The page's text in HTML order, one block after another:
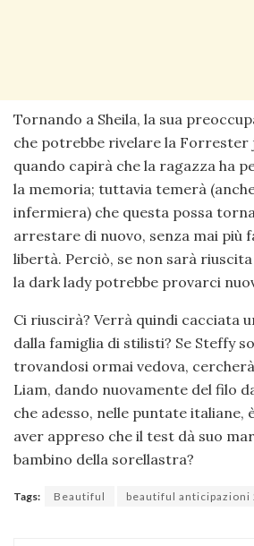
Tornando a Sheila, la sua
che potrebbe rivelare la Forrester
quando capirà che la ragazza ha
la memoria; tuttavia temerà
infermiera) che questa possa
arrestare di nuovo, senza mai più
libertà. Perciò, se non sarà
la dark lady potrebbe provarci
Ci riuscirà? Verrà quindi cacciata
dalla famiglia di stilisti? Se Steffy
trovandosi ormai vedova,
Liam, dando nuovamente del filo
che adesso, nelle puntate italiane,
aver appreso che il test dà suo
bambino della sorellastra?
Tags: Beautiful beautiful anticipazioni